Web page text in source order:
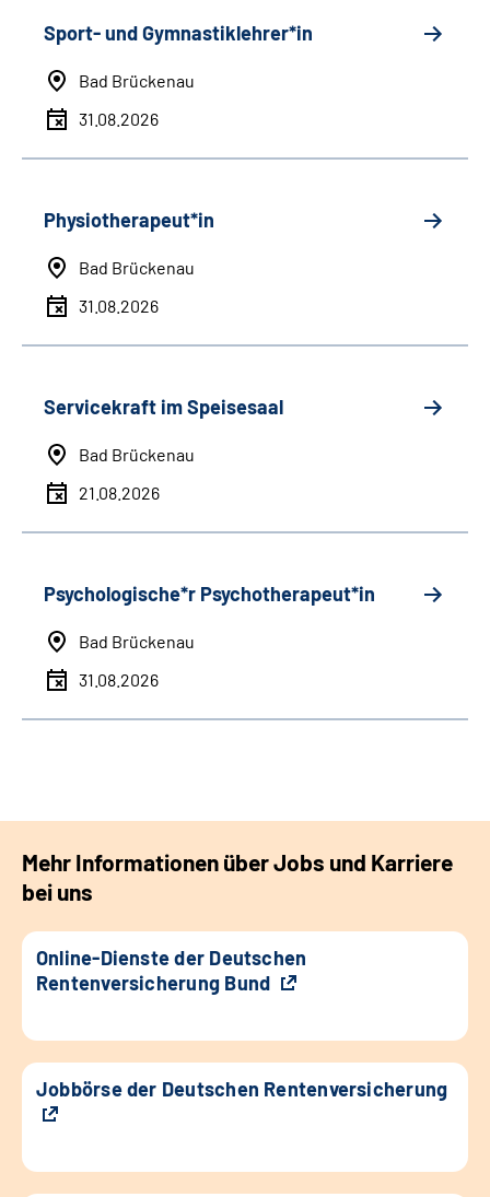
Sport- und Gymnastiklehrer*in
Bad Brückenau
31.08.2026
Physiotherapeut*in
Bad Brückenau
31.08.2026
Servicekraft im Speisesaal
Bad Brückenau
21.08.2026
Psychologische*r Psychotherapeut*in
Bad Brückenau
31.08.2026
Mehr Informationen über Jobs und Karriere
bei uns
Online-Dienste der Deutschen
Rentenversicherung Bund
Jobbörse der Deutschen Rentenversicherung